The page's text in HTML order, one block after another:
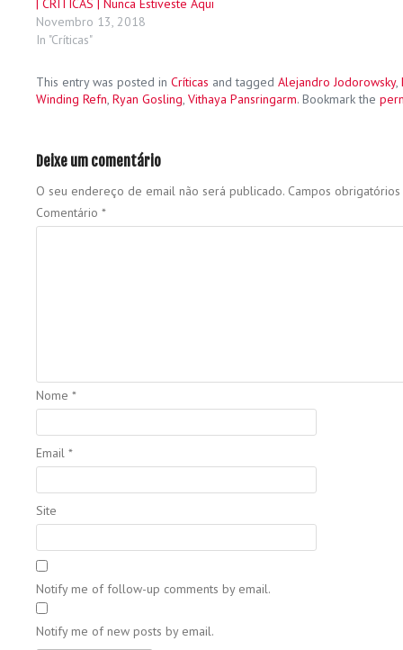
| CRÍTICAS | Nunca Estiveste Aqui
Novembro 13, 2018
In "Críticas"
This entry was posted in Críticas and tagged Alejandro Jodorowsky,
Winding Refn, Ryan Gosling, Vithaya Pansringarm. Bookmark the
Deixe um comentário
O seu endereço de email não será publicado. Campos
Comentário *
Nome *
Email *
Site
Notify me of follow-up comments by email.
Notify me of new posts by email.